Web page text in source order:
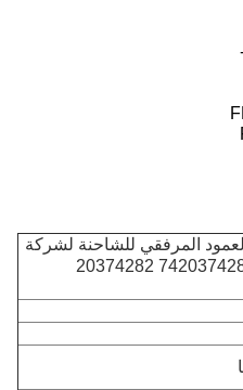
المرفقي للشاحنة لشركة
فولفو 20508011 7420374282 20374282